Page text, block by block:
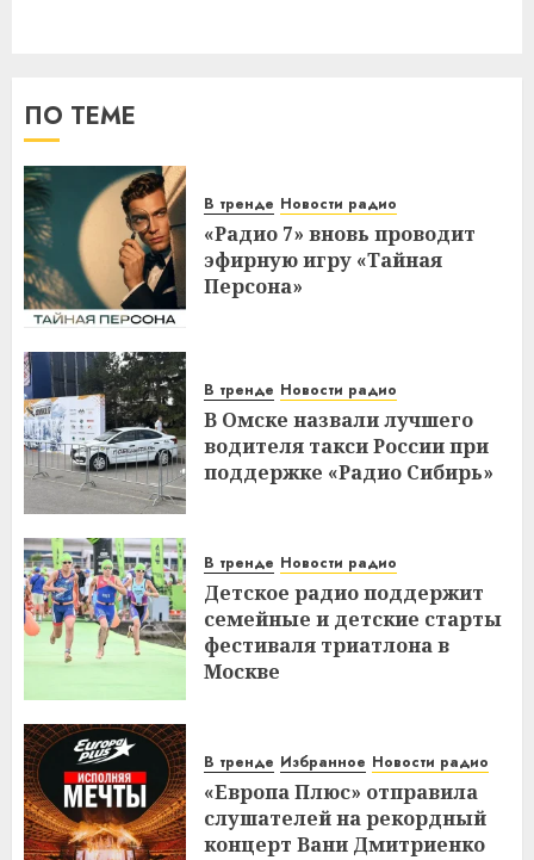
ПО ТЕМЕ
В тренде Новости радио
«Радио 7» вновь проводит
эфирную игру «Тайная
Персона»
В тренде Новости радио
В Омске назвали лучшего
водителя такси России при
поддержке «Радио Сибирь»
В тренде Новости радио
Детское радио поддержит
семейные и детские старты
фестиваля триатлона в
Москве
В тренде Избранное Новости радио
«Европа Плюс» отправила
слушателей на рекордный
концерт Вани Дмитриенко